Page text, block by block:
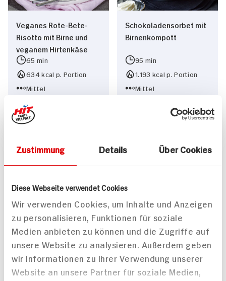
Zustimmung Details Über Cookies
Diese Webseite verwendet Cookies
Wir verwenden Cookies, um Inhalte und Anzeigen
zu personalisieren, Funktionen für soziale
Medien anbieten zu können und die Zugriffe auf
unsere Website zu analysieren. Außerdem geben
wir Informationen zu Ihrer Verwendung unserer
Website an unsere Partner für soziale Medien,
Veganes Rote-Bete-
Risotto mit Birne und
veganem Hirtenkäse
65 min
634 kcal p. Portion
Mittel
Schokoladensorbet mit
Birnenkompott
95 min
1.193 kcal p. Portion
Mittel
Winterliches Porridge
mit karamellisierter
Birne
Leicht
Geschmorter Tafelspitz
mit Birne an Süßer-Senf-
Malz-Sauce und
Bratkartoffeln mit
Zuckerschoten
665 kcal p. Portion